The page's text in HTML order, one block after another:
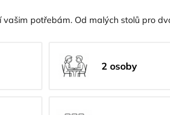
potřebám. Od malých stolů pro
2 osoby